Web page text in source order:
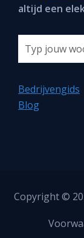
altijd een
Zoeken
Bedrijvengids
Blog
Copyright ©